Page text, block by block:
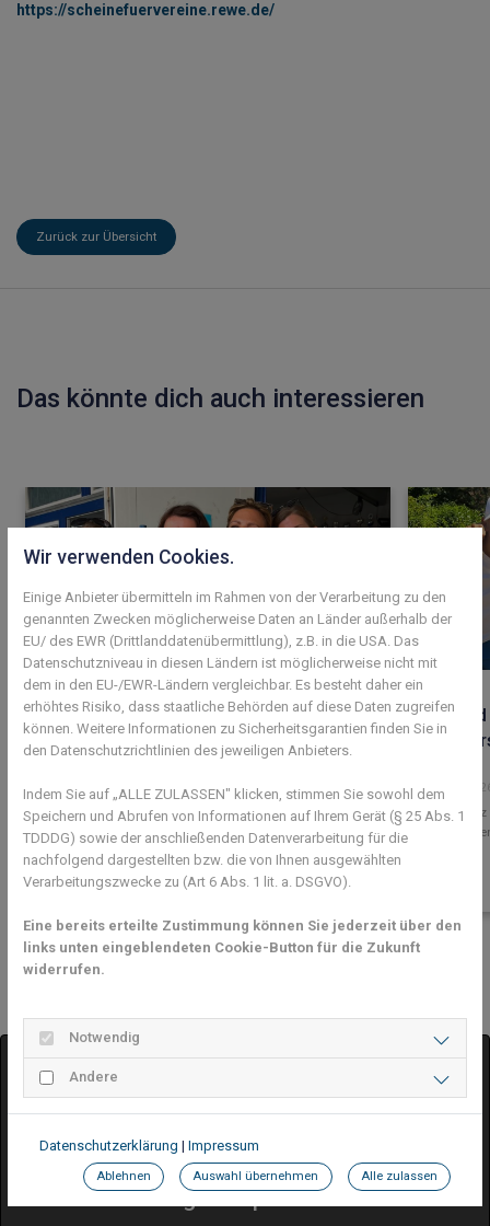
Zurück zur Übersicht
https://scheinefuervereine.rewe.de/
Das könnte dich auch interessieren
Mehr als 100 Mitglieder feiern beim
Sommerfest
05. August 2026
Jugend
27. Juli
Erster
Previous
Next
Google Maps inaktiv
Wir verwenden Cookies.
Einige Anbieter übermitteln im Rahmen von der Verarbeitung zu den
genannten Zwecken möglicherweise Daten an Länder außerhalb der
EU/ des EWR (Drittlanddatenübermittlung), z.B. in die USA. Das
Datenschutzniveau in diesen Ländern ist möglicherweise nicht mit
dem in den EU-/EWR-Ländern vergleichbar. Es besteht daher ein
erhöhtes Risiko, dass staatliche Behörden auf diese Daten zugreifen
können. Weitere Informationen zu Sicherheitsgarantien finden Sie in
den Datenschutzrichtlinien des jeweiligen Anbieters.
Indem Sie auf „ALLE ZULASSEN" klicken, stimmen Sie sowohl dem
Speichern und Abrufen von Informationen auf Ihrem Gerät (§ 25 Abs. 1
TDDDG) sowie der anschließenden Datenverarbeitung für die
nachfolgend dargestellten bzw. die von Ihnen ausgewählten
Verarbeitungszwecke zu (Art 6 Abs. 1 lit. a. DSGVO).
Eine bereits erteilte Zustimmung können Sie jederzeit über den
links unten eingeblendeten Cookie-Button für die Zukunft
widerrufen.
Notwendig
Andere
Datenschutzerklärung | Impressum
Ablehnen Auswahl übernehmen Alle zulassen